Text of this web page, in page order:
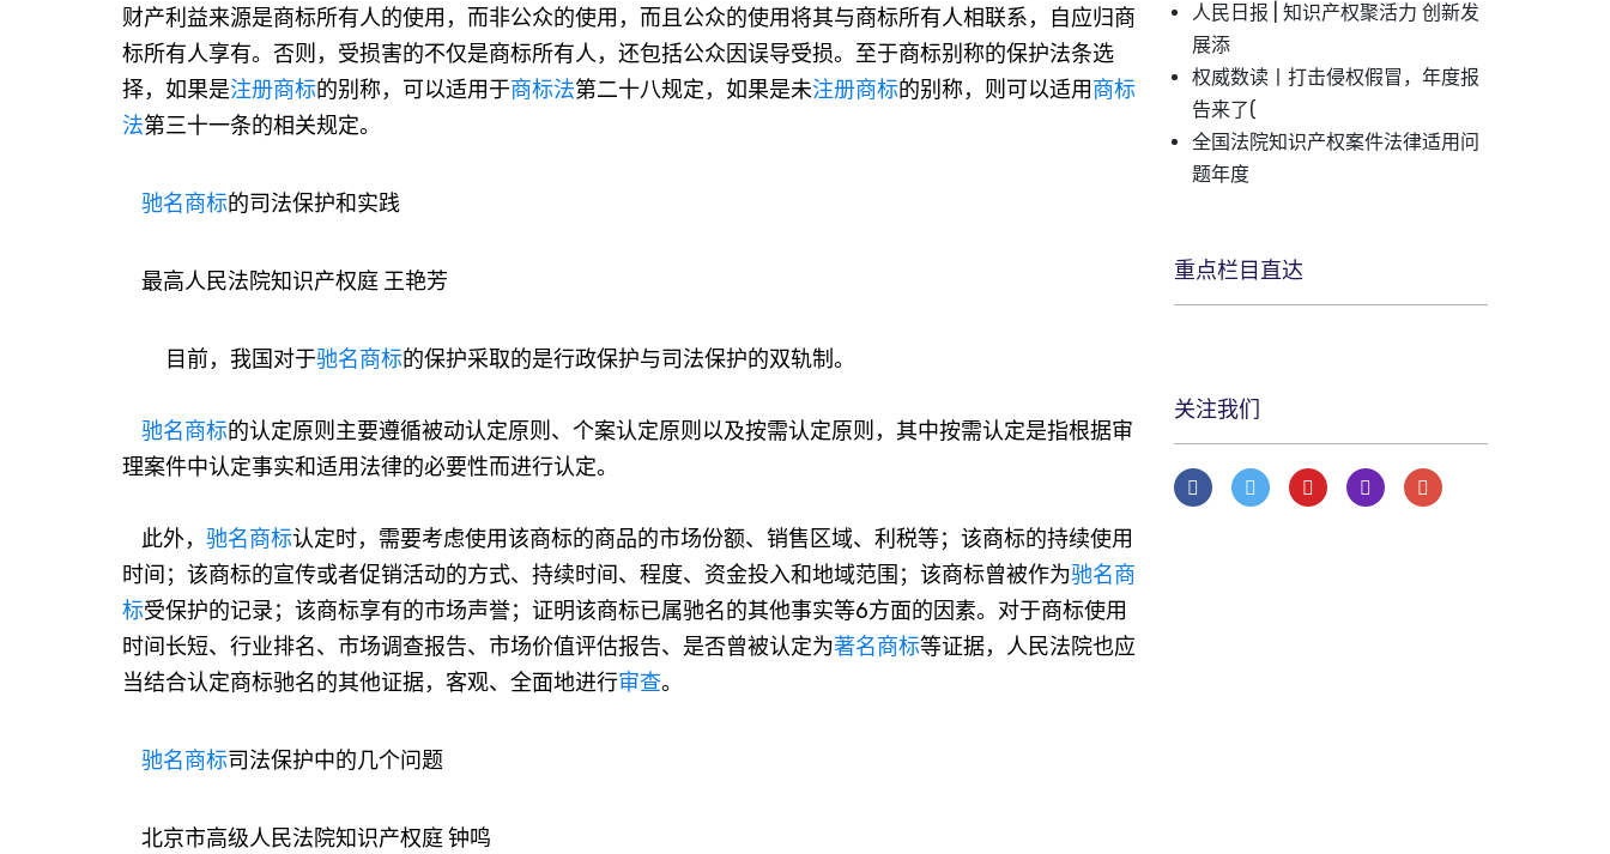
财产利益来源是商标所有人的使用，而非公众的使用，而且公众的使用将其与商标所有人相联系，自应归商
标所有人享有。否则，受损害的不仅是商标所有人，还包括公众因误导受损。至于商标别称的保护法条选
择，如果是注册商标的别称，可以适用于商标法第二十八规定，如果是未注册商标的别称，则可以适用商标
法第三十一条的相关规定。
驰名商标的司法保护和实践
最高人民法院知识产权庭 王艳芳
目前，我国对于驰名商标的保护采取的是行政保护与司法保护的双轨制。
驰名商标的认定原则主要遵循被动认定原则、个案认定原则以及按需认定原则，其中按需认定是指根据审
理案件中认定事实和适用法律的必要性而进行认定。
此外， 驰名商标认定时，需要考虑使用该商标的商品的市场份额、销售区域、利税等；该商标的持续使用
时间；该商标的宣传或者促销活动的方式、持续时间、程度、资金投入和地域范围；该商标曾被作为驰名商
标受保护的记录；该商标享有的市场声誉；证明该商标已属驰名的其他事实等6方面的因素。对于商标使用
时间长短、行业排名、市场调查报告、市场价值评估报告、是否曾被认定为著名商标等证据，人民法院也应
当结合认定商标驰名的其他证据，客观、全面地进行审查。
驰名商标司法保护中的几个问题
北京市高级人民法院知识产权庭 钟鸣
人民日报 | 知识产权聚活力 创新发
展添
权威数读丨打击侵权假冒，年度报
告来了(
全国法院知识产权案件法律适用问
题年度
重点栏目直达
关注我们